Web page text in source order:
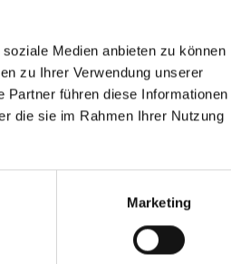
Medien anbieten zu können
zu Ihrer Verwendung unserer
Partner führen diese Informationen
die sie im Rahmen Ihrer Nutzung
Marketing
Angebote für
pflegende
Mobile
"MOKI"